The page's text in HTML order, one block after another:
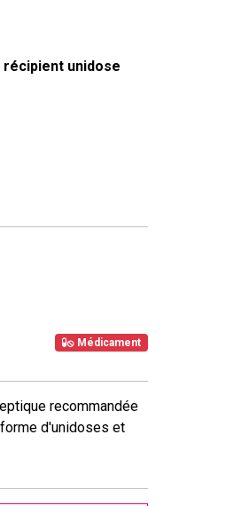
récipient unidose
Médicament
recommandée
d'unidoses et